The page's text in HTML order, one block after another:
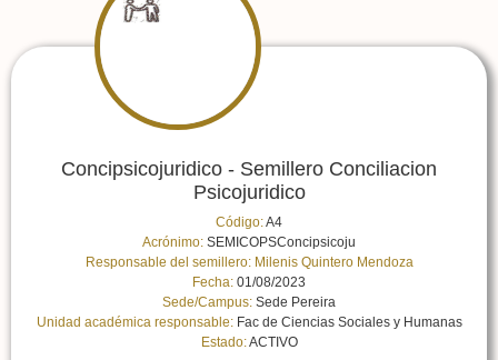
Concipsicojuridico - Semillero Conciliacion
Psicojuridico
Código:A4
Acrónimo: SEMICOPSConcipsicoju
Responsable del semillero: Milenis Quintero Mendoza
Fecha: 01/08/2023
Sede/Campus: Sede Pereira
Unidad académica responsable:Fac de Ciencias Sociales y Humanas
Estado:ACTIVO